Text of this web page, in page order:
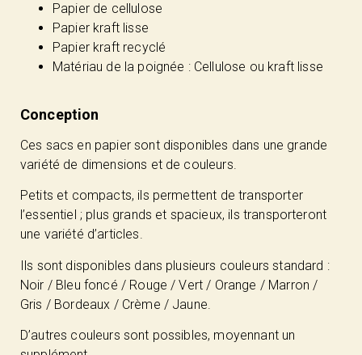
Papier de cellulose
Papier kraft lisse
Papier kraft recyclé
Matériau de la poignée : Cellulose ou kraft lisse
Conception
Ces sacs en papier sont disponibles dans une grande
variété de dimensions et de couleurs.
Petits et compacts, ils permettent de transporter
l’essentiel ; plus grands et spacieux, ils transporteront
une variété d’articles.
Ils sont disponibles dans plusieurs couleurs standard :
Noir / Bleu foncé / Rouge / Vert / Orange / Marron /
Gris / Bordeaux / Crème / Jaune.
D’autres couleurs sont possibles, moyennant un